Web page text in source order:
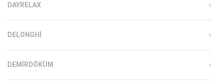
DAYRELAX
DELONGHI
DEMIRDÖKÜM